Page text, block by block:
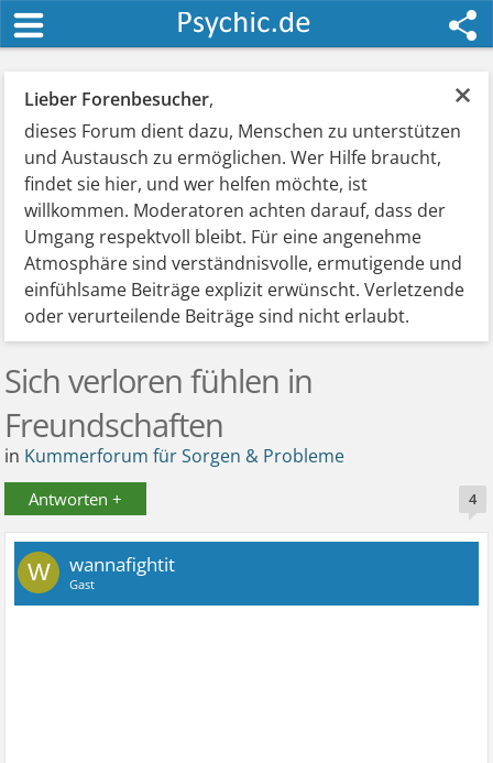
×
Lieber Forenbesucher,
dieses Forum dient dazu, Menschen zu unterstützen
und Austausch zu ermöglichen. Wer Hilfe braucht,
findet sie hier, und wer helfen möchte, ist
willkommen. Moderatoren achten darauf, dass der
Umgang respektvoll bleibt. Für eine angenehme
Atmosphäre sind verständnisvolle, ermutigende und
einfühlsame Beiträge explizit erwünscht. Verletzende
oder verurteilende Beiträge sind nicht erlaubt.
Sich verloren fühlen in
Freundschaften
in Kummerforum für Sorgen & Probleme
Antworten + 4
W wannafightit
Gast